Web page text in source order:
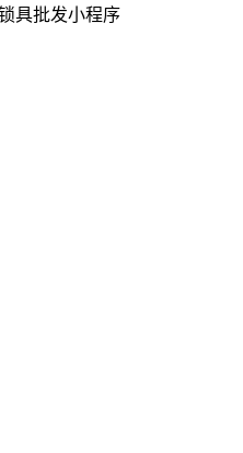
具批发小程序